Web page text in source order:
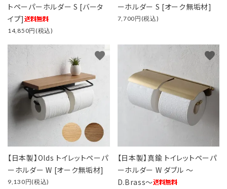
トペーパーホルダー S [バータ
イプ]
14,850円(税込)
ーホルダー S [オーク無垢材]
7,700円(税込)
【日本製】Olds トイレットペーパ
ーホルダー W [オーク無垢材]
9,130円(税込)
favorite
【日本製】真鍮 トイレットペーパ
ーホルダー W ダブル ～
D.Brass～
favorite